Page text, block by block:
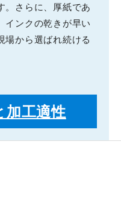
。さらに、厚紙であ
インクの乾きが早い
場から選ばれ続ける
加工適性